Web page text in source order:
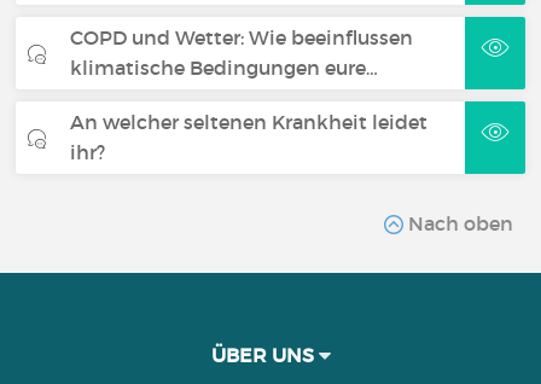
COPD und Wetter: Wie beeinflussen
klimatische Bedingungen eure…
An welcher seltenen Krankheit leidet
ihr?
Nach oben
ÜBER UNS